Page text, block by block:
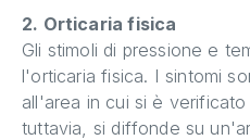
2. Orticaria fisica
Gli stimoli di pressione e
l'orticaria fisica. I sintomi
all'area in cui si è verificato
tuttavia, si diffonde su